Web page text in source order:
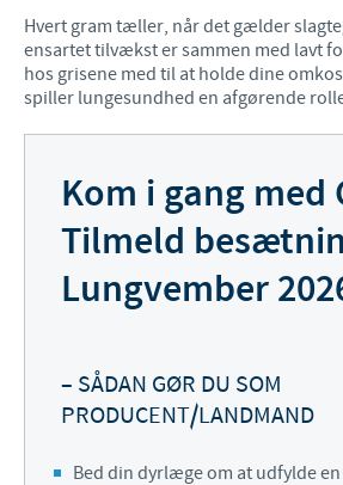
Indberetning af bivirkninger
Hvert gram tæller, når det gælder
ensartet tilvækst er sammen med lavt
hos grisene med til at holde dine
spiller lungesundhed en afgørende
Kom i gang med
Tilmeld
Lungvember
– SÅDAN GØR DU SOM
PRODUCENT/LANDMAND
Bed din dyrlæge om at udfylde